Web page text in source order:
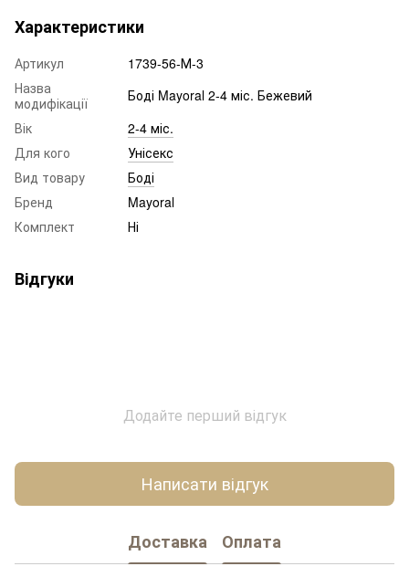
Характеристики
Артикул
1739-56-М-3
Назва
модифікації
Боді Mayoral 2-4 міс. Бежевий
Вік
2-4 міс.
Для кого
Унісекс
Вид товару
Боді
Бренд
Mayoral
Комплект
Ні
Відгуки
Додайте перший відгук
Написати відгук
Доставка Оплата